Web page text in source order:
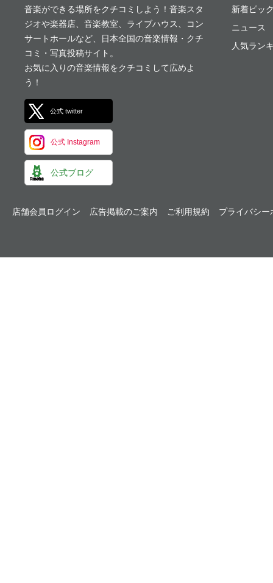
音楽ができる場所をクチコミしよう！音楽スタ
ジオや楽器店、音楽教室、ライブハウス、コン
サートホールなど、日本全国の音楽情報・クチ
コミ・写真投稿サイト。
お気に入りの音楽情報をクチコミして広めよ
う！
公式 twitter
公式 Instagram
公式ブログ
新着ピッ
ニュース
人気ラン
店舗会員ログイン 広告掲載のご案内 ご利用規約 プライバシー